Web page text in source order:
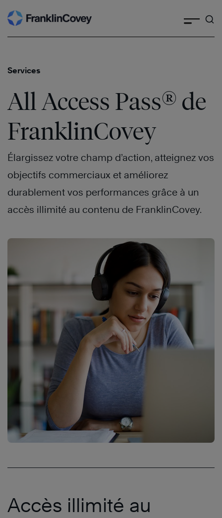
Skip
to
Services
All Access Pass® de
FranklinCovey
Élargissez votre champ d’action, atteignez vos
objectifs commerciaux et améliorez
durablement vos performances grâce à un
accès illimité au contenu de FranklinCovey.
Accès illimité au